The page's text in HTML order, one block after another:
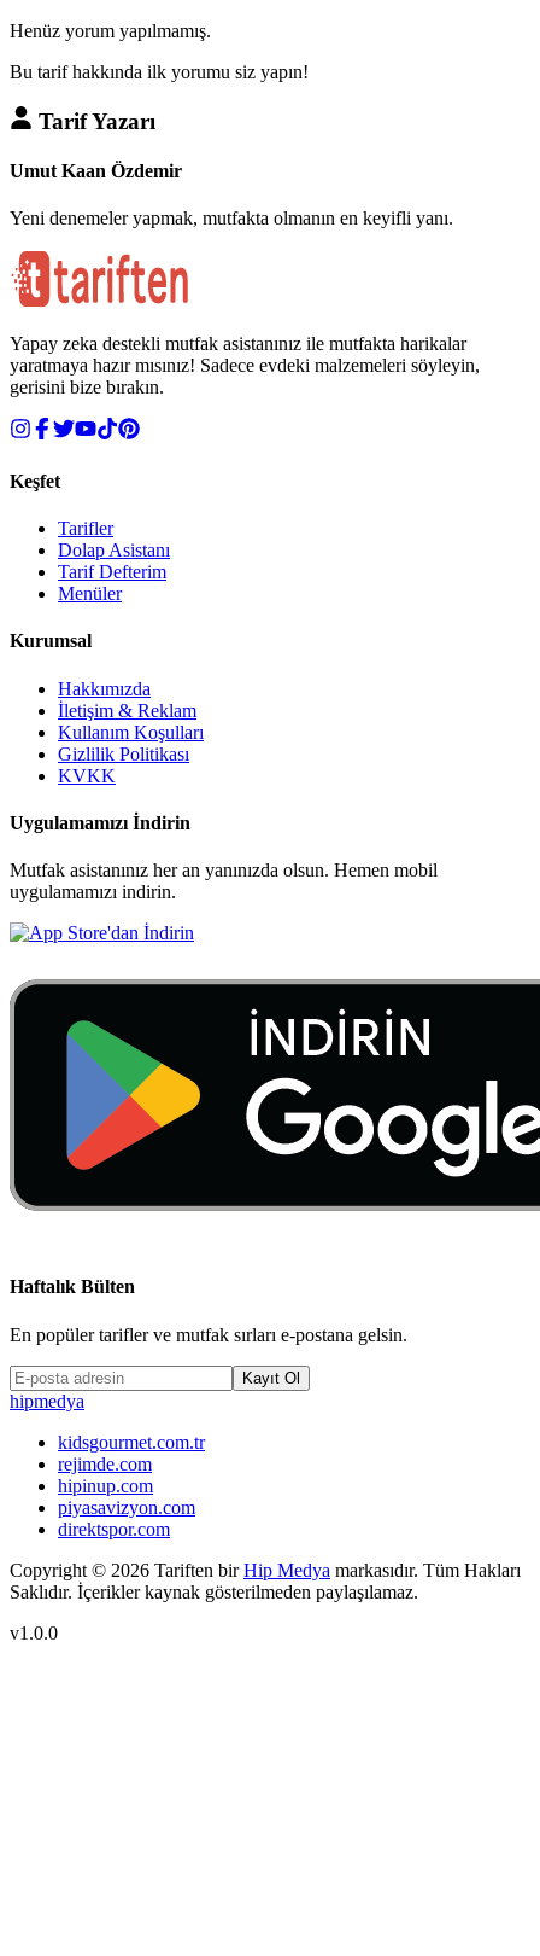
Henüz yorum yapılmamış.
Bu tarif hakkında ilk yorumu siz yapın!
Tarif Yazarı
Umut Kaan Özdemir
Yeni denemeler yapmak, mutfakta olmanın en keyifli yanı.
Yapay zeka destekli mutfak asistanınız ile mutfakta harikalar
yaratmaya hazır mısınız! Sadece evdeki malzemeleri söyleyin,
gerisini bize bırakın.
Keşfet
Tarifler
Dolap Asistanı
Tarif Defterim
Menüler
Kurumsal
Hakkımızda
İletişim & Reklam
Kullanım Koşulları
Gizlilik Politikası
KVKK
Uygulamamızı İndirin
Mutfak asistanınız her an yanınızda olsun. Hemen mobil
uygulamamızı indirin.
Haftalık Bülten
En popüler tarifler ve mutfak sırları e-postana gelsin.
Kayıt Ol
hipmedya
kidsgourmet.com.tr
rejimde.com
hipinup.com
piyasavizyon.com
direktspor.com
Copyright © 2026 Tariften birHip Medya markasıdır. Tüm Hakları
Saklıdır. İçerikler kaynak gösterilmeden paylaşılamaz.
v1.0.0